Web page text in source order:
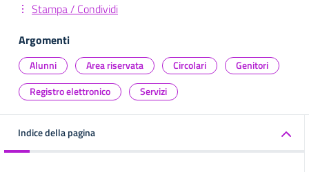
Stampa / Condividi
Argomenti
Alunni Area riservata Circolari
Genitori
Registro elettronico
Servizi
Indice della pagina